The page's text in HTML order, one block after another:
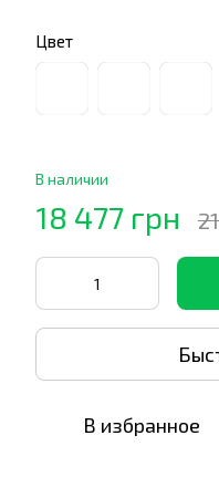
Цвет
В наличии
18 477 грн
В избранное